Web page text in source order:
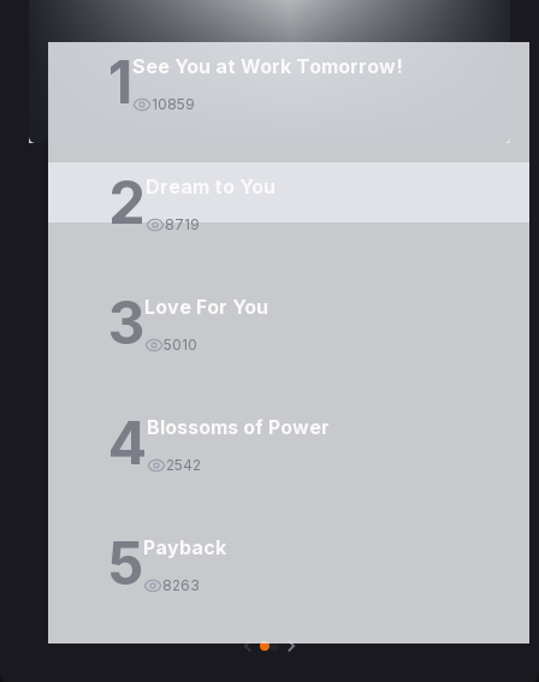
1 See You at Work Tomorrow!
10859
2Dream to You
8719
3Love For You
5010
4Blossoms of Power
2542
5Payback
8263